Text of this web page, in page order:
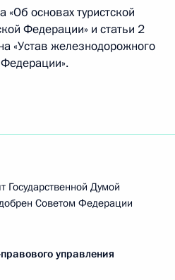
основах туристской
Федерации» и статьи 2
«Устав железнодорожного
Думой
Советом Федерации
управления